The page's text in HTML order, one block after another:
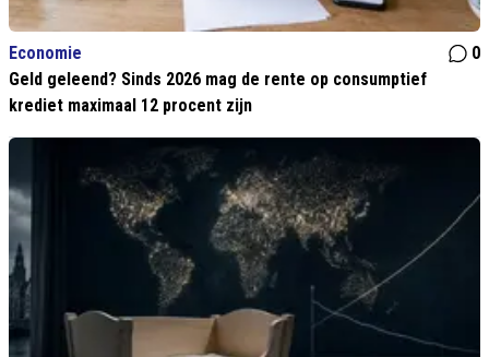
Economie
0
Geld geleend? Sinds 2026 mag de rente op consumptief
krediet maximaal 12 procent zijn